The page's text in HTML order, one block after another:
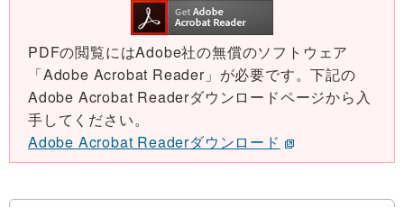
PDFの閲覧にはAdobe社の無償のソフトウェア
「Adobe Acrobat Reader」が必要です。下記の
Adobe Acrobat Readerダウンロードページから入
手してください。
Adobe Acrobat Readerダウンロード